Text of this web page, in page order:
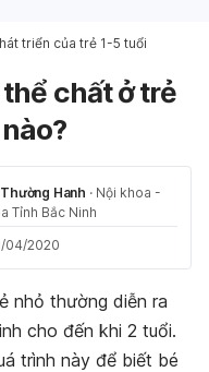
triển của trẻ 1-5 tuổi
chất ở trẻ
Hanh · Nội khoa -
Tỉnh Bắc Ninh
04/2020
nhỏ thường diễn ra
cho đến khi 2 tuổi.
trình này để biết bé